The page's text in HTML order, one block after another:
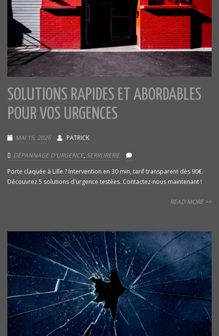
SOLUTIONS RAPIDES ET ABORDABLES
POUR VOS URGENCES
MAI 15, 2026 PATRICK
DÉPANNAGE D'URGENCE, SERRURERIE
Porte claquée à Lille ? Intervention en 30 min, tarif transparent dès 90€.
Découvrez 5 solutions d'urgence testées. Contactez-nous maintenant !
READ MORE >>